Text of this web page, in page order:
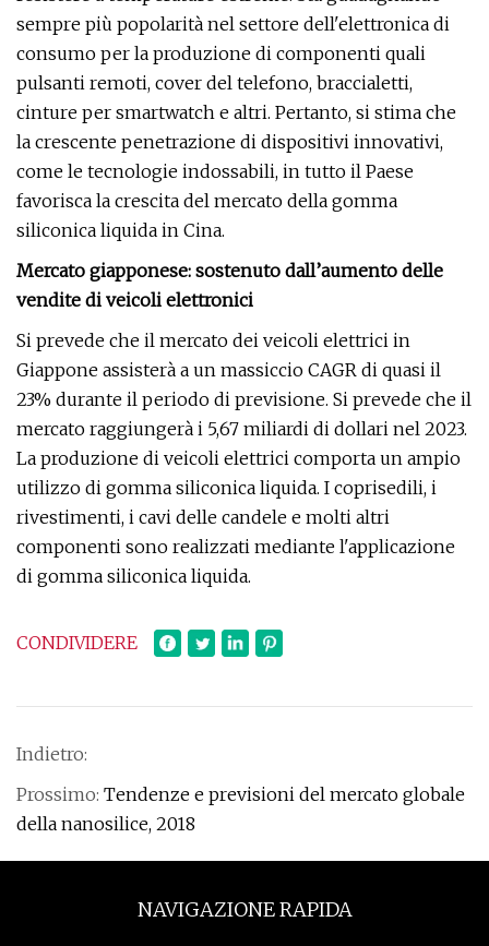
sempre più popolarità nel settore dell'elettronica di
consumo per la produzione di componenti quali
pulsanti remoti, cover del telefono, braccialetti,
cinture per smartwatch e altri. Pertanto, si stima che
la crescente penetrazione di dispositivi innovativi,
come le tecnologie indossabili, in tutto il Paese
favorisca la crescita del mercato della gomma
siliconica liquida in Cina.
Mercato giapponese: sostenuto dall’aumento delle
vendite di veicoli elettronici
Si prevede che il mercato dei veicoli elettrici in
Giappone assisterà a un massiccio CAGR di quasi il
23% durante il periodo di previsione. Si prevede che il
mercato raggiungerà i 5,67 miliardi di dollari nel 2023.
La produzione di veicoli elettrici comporta un ampio
utilizzo di gomma siliconica liquida. I coprisedili, i
rivestimenti, i cavi delle candele e molti altri
componenti sono realizzati mediante l'applicazione
di gomma siliconica liquida.
CONDIVIDERE
Indietro:
Prossimo: Tendenze e previsioni del mercato globale
della nanosilice, 2018
NAVIGAZIONE RAPIDA